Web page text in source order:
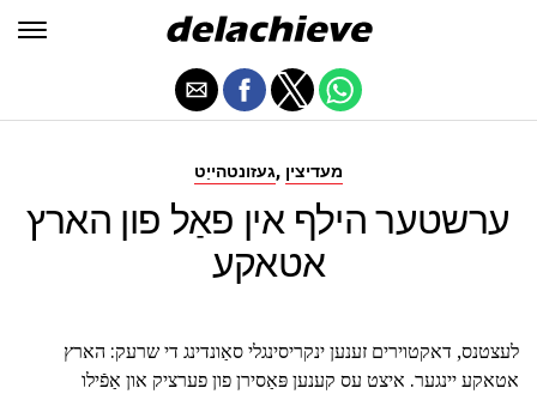
געזונטהייַט, מעדיצין
ערשטער הילף אין פאַל פון הארץ
אטאקע
לעצטנס, דאקטוירים זענען ינקריסינגלי סאַונדינג די שרעק: הארץ
אטאקע יינגער. איצט עס קענען פּאַסירן פון פערציק און אַפֿילו